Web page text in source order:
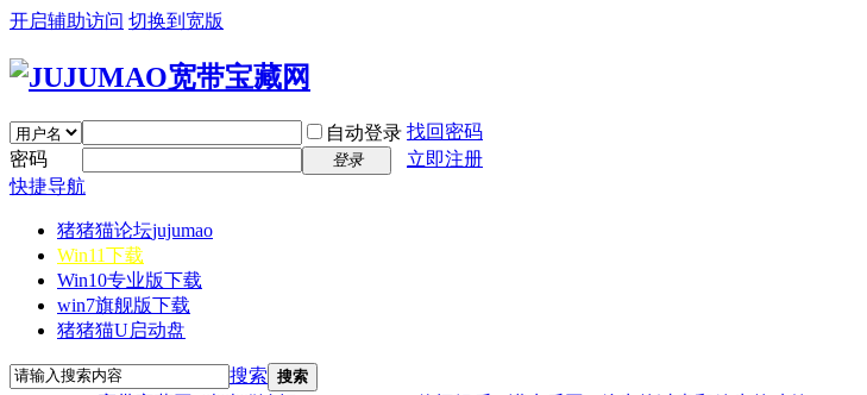
开启辅助访问 切换到宽版
自动登录 找回密码
密码
登录
立即注册
快捷导航
猪猪猫论坛jujumao
Win11下载
Win10专业版下载
win7旗舰版下载
猪猪猫U启动盘
搜索 搜索